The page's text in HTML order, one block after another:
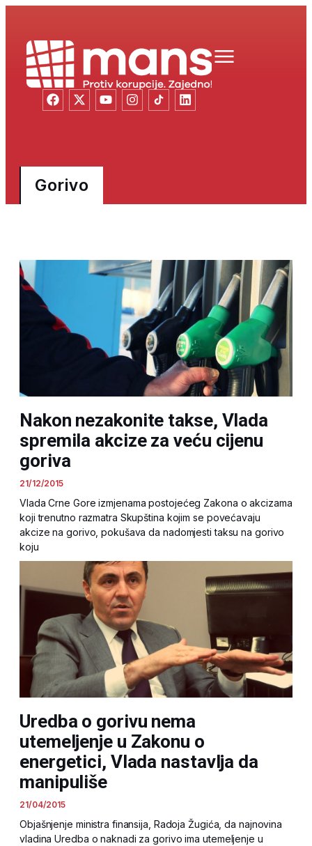
Gorivo
Nakon nezakonite takse, Vlada
spremila akcize za veću cijenu
goriva
21/12/2015
Vlada Crne Gore izmjenama postojećeg Zakona o akcizama
koji trenutno razmatra Skupština kojim se povećavaju
akcize na gorivo, pokušava da nadomjesti taksu na gorivo
koju
Uredba o gorivu nema
utemeljenje u Zakonu o
energetici, Vlada nastavlja da
manipuliše
21/04/2015
Objašnjenje ministra finansija, Radoja Žugića, da najnovina
vladina Uredba o naknadi za gorivo ima utemeljenje u